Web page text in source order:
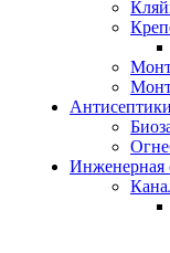
Антисептики
Инженерная